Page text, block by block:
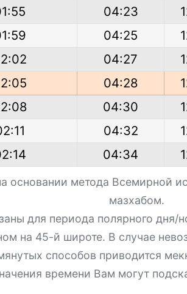
04:23
04:25
04:27
04:28
04:30
04:32
04:34
основании метода Всемирной
мазхабом.
для периода полярного
на 45-й широте. В случае
способов приводится
времени Вам могут